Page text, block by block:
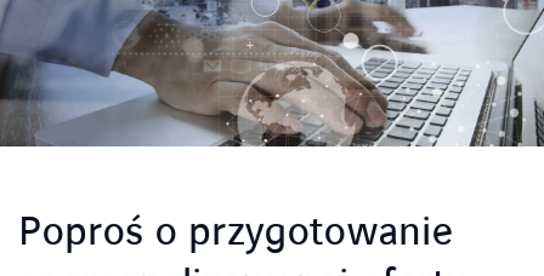
Poproś o przygotowanie